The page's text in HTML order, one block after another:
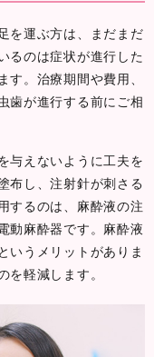
を運ぶ方は、まだまだ
るのは症状が進行した
す。治療期間や費用、
歯が進行する前にご相
与えないように工夫を
布し、注射針が刺さる
するのは、麻酔液の注
動麻酔器です。麻酔液
いうメリットがありま
を軽減します。